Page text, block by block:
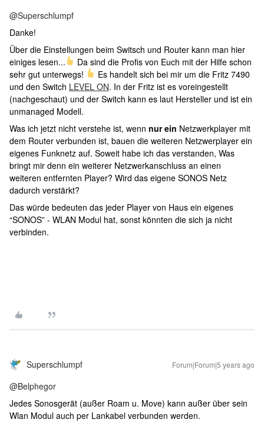
@Superschlumpf
Danke!
Über die Einstellungen beim Switsch und Router kann man hier
einiges lesen...
Da sind die Profis von Euch mit der Hilfe schon
sehr gut unterwegs!
Es handelt sich bei mir um die Fritz 7490
und den Switch LEVEL ON. In der Fritz ist es voreingestellt
(nachgeschaut) und der Switch kann es laut Hersteller und ist ein
unmanaged Modell.
Was ich jetzt nicht verstehe ist, wenn nur ein Netzwerkplayer mit
dem Router verbunden ist, bauen die weiteren Netzwerplayer ein
eigenes Funknetz auf. Soweit habe ich das verstanden, Was
bringt mir denn ein weiterer Netzwerkanschluss an einen
weiteren entfernten Player? Wird das eigene SONOS Netz
dadurch verstärkt?
Das würde bedeuten das jeder Player von Haus ein eigenes
“SONOS” - WLAN Modul hat, sonst könnten die sich ja nicht
verbinden.
Superschlumpf Forum|Forum|5 years ago
@Belphegor
Jedes Sonosgerät (außer Roam u. Move) kann außer über sein
Wlan Modul auch per Lankabel verbunden werden.